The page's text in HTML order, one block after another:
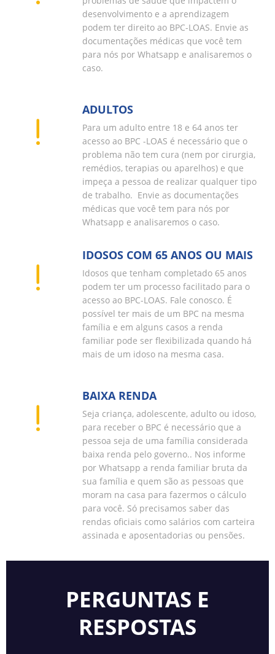
desenvolvimento e a aprendizagem
podem ter direito ao BPC-LOAS. Envie as
documentações médicas que você tem
para nós por Whatsapp e analisaremos o
caso.
ADULTOS
Para um adulto entre 18 e 64 anos ter
acesso ao BPC -LOAS é necessário que o
problema não tem cura (nem por cirurgia,
remédios, terapias ou aparelhos) e que
impeça a pessoa de realizar qualquer tipo
de trabalho. Envie as documentações
médicas que você tem para nós por
Whatsapp e analisaremos o caso.
IDOSOS COM 65 ANOS OU MAIS
Idosos que tenham completado 65 anos
podem ter um processo facilitado para o
acesso ao BPC-LOAS. Fale conosco. É
possível ter mais de um BPC na mesma
família e em alguns casos a renda
familiar pode ser flexibilizada quando há
mais de um idoso na mesma casa.
BAIXA RENDA
Seja criança, adolescente, adulto ou idoso,
para receber o BPC é necessário que a
pessoa seja de uma família considerada
baixa renda pelo governo.. Nos informe
por Whatsapp a renda familiar bruta da
sua família e quem são as pessoas que
moram na casa para fazermos o cálculo
para você. Só precisamos saber das
rendas oficiais como salários com carteira
assinada e aposentadorias ou pensões.
PERGUNTAS E
RESPOSTAS